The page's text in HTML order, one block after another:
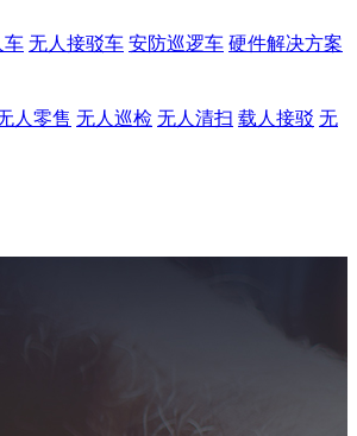
车 无人接驳车 安防巡逻车 硬件解决方案
人零售 无人巡检 无人清扫 载人接驳 无